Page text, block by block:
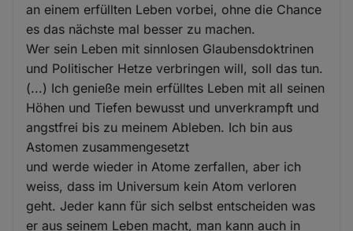
an einem erfüllten Leben vorbei, ohne die Chance
es das nächste mal besser zu machen.
Wer sein Leben mit sinnlosen Glaubensdoktrinen
und Politischer Hetze verbringen will, soll das tun.
(...) Ich genieße mein erfülltes Leben mit all seinen
Höhen und Tiefen bewusst und unverkrampft und
angstfrei bis zu meinem Ableben. Ich bin aus
Astomen zusammengesetzt
und werde wieder in Atome zerfallen, aber ich
weiss, dass im Universum kein Atom verloren
geht. Jeder kann für sich selbst entscheiden was
er aus seinem Leben macht, man kann auch in